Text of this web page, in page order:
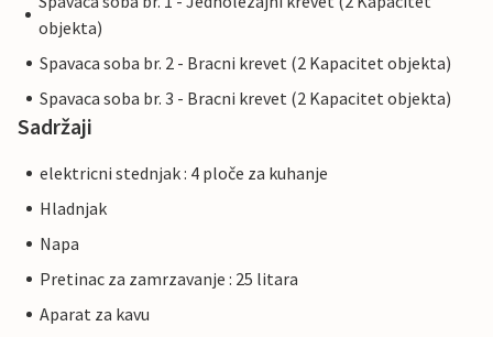
objekta)
Spavaca soba br. 2 - Bracni krevet (2 Kapacitet objekta)
Spavaca soba br. 3 - Bracni krevet (2 Kapacitet objekta)
Sadržaji
elektricni stednjak : 4 ploče za kuhanje
Hladnjak
Napa
Pretinac za zamrzavanje : 25 litara
Aparat za kavu